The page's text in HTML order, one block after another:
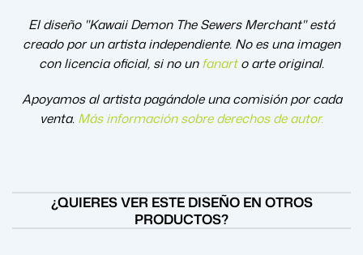
El diseño "Kawaii Demon The Sewers Merchant" está
creado por un artista independiente. No es una imagen
con licencia oficial, si no unfanart o arte original.
Apoyamos al artista pagándole una comisión por cada
venta. Más información sobre derechos de autor.
¿QUIERES VER ESTE DISEÑO EN OTROS
PRODUCTOS?